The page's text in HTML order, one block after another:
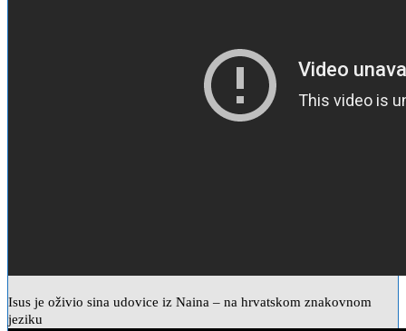
Isus je oživio sina udovice iz Naina – na hrvatskom znakovnom
jeziku